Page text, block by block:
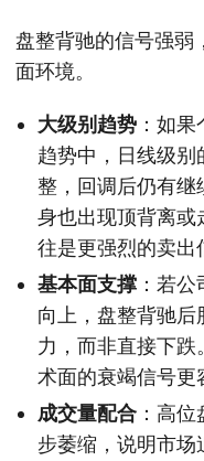
盘整背驰的信号强弱
面环境。
大级别趋势 ：如
趋势中，日线级
整，回调后仍有继
身也出现顶背离或
往是更强烈的卖出
基本面支撑 ：若
向上，盘整背驰
力，而非直接下
术面的衰竭信号更
成交量配合 ：高
步萎缩，说明市场